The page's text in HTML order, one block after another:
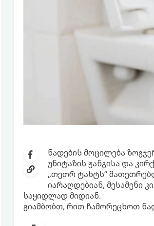
ნადების მოცილება
უნიტაზის ჟანგისა და
„თეთრ ტახტს“
იარაღდებიან, მესამენი
საყიდლად მიდიან.
გიამბობთ, რით ჩამორეცხოთ